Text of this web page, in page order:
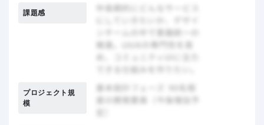
課題感
プロジェクト規
模